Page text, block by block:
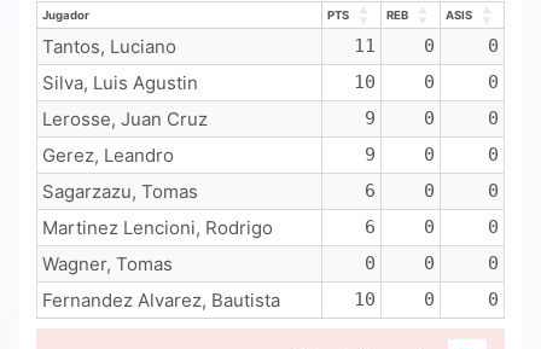
Jugador PTS REB
ASIS
Jugador
Tantos, Luciano 11 0 0
Silva, Luis Agustin 10 0 0
Lerosse, Juan Cruz 9 0 0
Gerez, Leandro 9 0 0
Sagarzazu, Tomas 6 0 0
Martinez Lencioni, Rodrigo 6 0 0
Wagner, Tomas 0 0 0
Fernandez Alvarez, Bautista 10 0 0